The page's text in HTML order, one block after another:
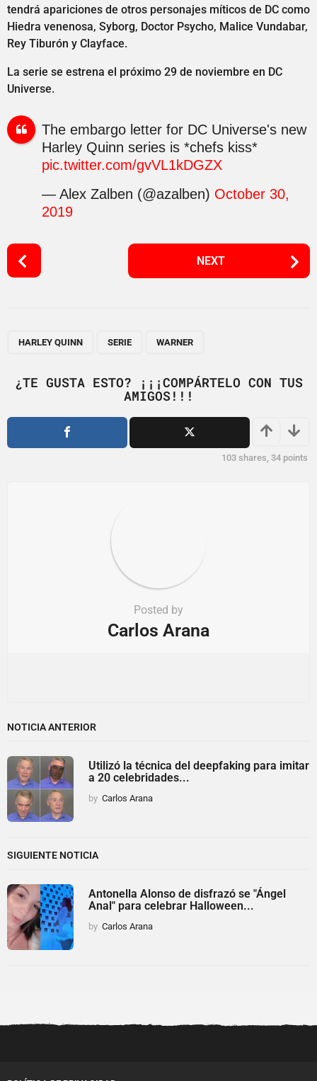
tendrá apariciones de otros personajes míticos de DC como
Hiedra venenosa, Syborg, Doctor Psycho, Malice Vundabar,
Rey Tiburón y Clayface.
La serie se estrena el próximo 29 de noviembre en DC
Universe.
The embargo letter for DC Universe's new
Harley Quinn series is *chefs kiss*
pic.twitter.com/gvVL1kDGZX
— Alex Zalben (@azalben) October 30,
2019
P
o
a
i
NEXT
HARLEY QUINN SERIE WARNER
¿TE GUSTA ESTO? ¡¡¡COMPÁRTELO CON TUS
AMIGOS!!!
103 shares, 34 points
Posted by
Carlos Arana
NOTICIA ANTERIOR
Utilizó la técnica del deepfaking para imitar
a 20 celebridades...
by Carlos Arana
SIGUIENTE NOTICIA
Antonella Alonso de disfrazó se "Ángel
Anal" para celebrar Halloween...
by Carlos Arana